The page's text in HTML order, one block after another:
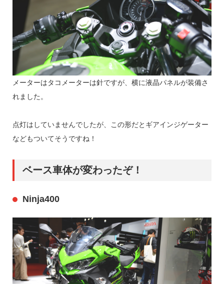
メーターはタコメーターは針ですが、横に液晶パネルが装備さ
れました。
点灯はしていませんでしたが、この形だとギアインジゲーター
などもついてそうですね！
ベース車体が変わったぞ！
Ninja400